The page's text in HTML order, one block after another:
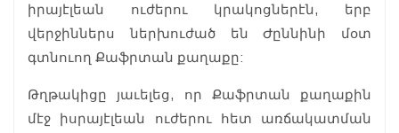
իրայէլեան ուժերու կրակոցներէն, երբ
վերջիններս ներխուժած են Ժըննինի մօտ
գտնուող Քաֆրտան քաղաքը:
Թղթակիցը յաւելեց, որ Քաֆրտան քաղաքին
մէջ իսրայէլեան ուժերու հետ առճակատման